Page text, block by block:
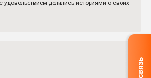
делились историями о своих